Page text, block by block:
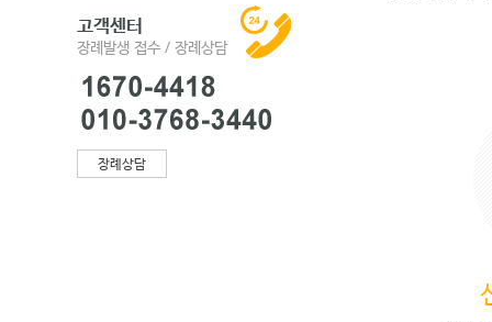
고객센터
장례상담
장례발생 접수 / 장례상담